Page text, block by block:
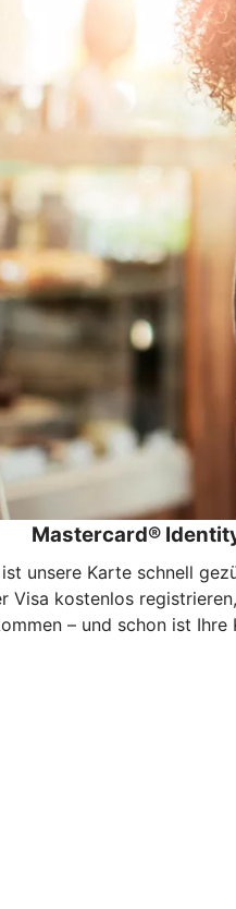
Mastercard®
unsere Karte schnell
kostenlos
– und schon ist